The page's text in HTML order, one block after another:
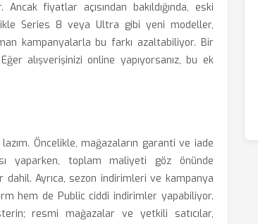
fiyatlar açısından bakıldığında, eski
Series 8 veya Ultra gibi yeni modeller,
kampanyalarla bu farkı azaltabiliyor. Bir
alışverişinizi online yapıyorsanız, bu ek
Öncelikle, mağazaların garanti ve iade
yaparken, toplam maliyeti göz önünde
Ayrıca, sezon indirimleri ve kampanya
hem de Public ciddi indirimler yapabiliyor.
resmi mağazalar ve yetkili satıcılar,